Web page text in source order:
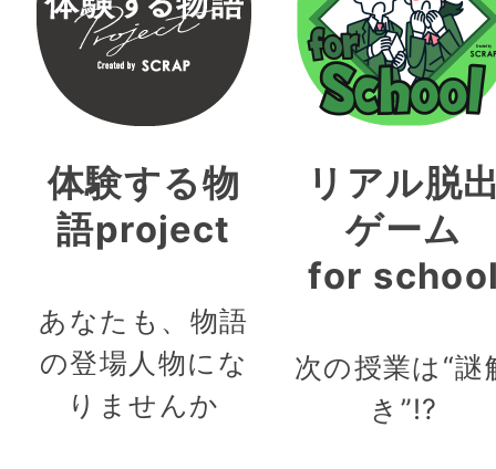
体験する物
語project
あなたも、物語
の登場人物にな
りませんか
リアル脱
ゲーム
for
次の授業は“謎
き”!?